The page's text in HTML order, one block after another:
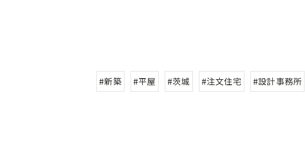
#新築 #平屋 #茨城 #注文住宅 #設計事務所